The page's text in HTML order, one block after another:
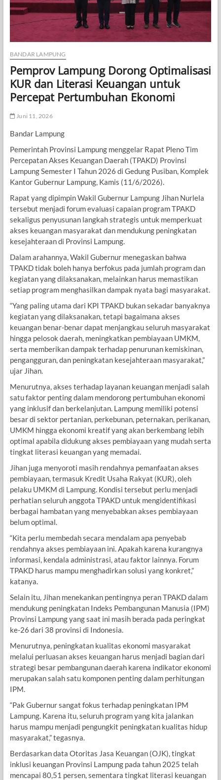
BANDAR LAMPUNG
Pemprov Lampung Dorong Optimalisasi
KUR dan Literasi Keuangan untuk
Percepat Pertumbuhan Ekonomi
Juni 11, 2026
Bandar Lampung
Pemerintah Provinsi Lampung menggelar Rapat Pleno Tim
Percepatan Akses Keuangan Daerah (TPAKD) Provinsi
Lampung Semester I Tahun 2026 di Gedung Pusiban, Komplek
Kantor Gubernur Lampung, Kamis (11/6/2026).
Rapat yang dipimpin Wakil Gubernur Lampung Jihan Nurlela
tersebut menjadi forum evaluasi capaian program TPAKD
sekaligus penyusunan langkah strategis untuk memperkuat
akses keuangan masyarakat dan mendukung peningkatan
kesejahteraan di Provinsi Lampung.
Dalam arahannya, Wakil Gubernur menegaskan bahwa
TPAKD tidak boleh hanya berfokus pada jumlah program dan
kegiatan yang dilaksanakan, melainkan harus memastikan
setiap program menghasilkan dampak nyata bagi masyarakat.
“Yang paling utama dari KPI TPAKD bukan sekadar banyaknya
kegiatan yang dilaksanakan, tetapi bagaimana akses
keuangan benar-benar dapat menjangkau seluruh masyarakat
hingga pelosok daerah, meningkatkan pembiayaan UMKM,
serta memberikan dampak terhadap penurunan kemiskinan,
pengangguran, dan peningkatan kesejahteraan masyarakat,”
ujar Jihan.
Menurutnya, akses terhadap layanan keuangan menjadi salah
satu faktor penting dalam mendorong pertumbuhan ekonomi
yang inklusif dan berkelanjutan. Lampung memiliki potensi
besar di sektor pertanian, perkebunan, peternakan, perikanan,
UMKM hingga ekonomi kreatif yang akan berkembang lebih
optimal apabila didukung akses pembiayaan yang mudah serta
tingkat literasi keuangan yang memadai.
Jihan juga menyoroti masih rendahnya pemanfaatan akses
pembiayaan, termasuk Kredit Usaha Rakyat (KUR), oleh
pelaku UMKM di Lampung. Kondisi tersebut perlu menjadi
perhatian seluruh anggota TPAKD untuk mengidentifikasi
berbagai hambatan yang menyebabkan akses pembiayaan
belum optimal.
“Kita perlu membedah secara mendalam apa penyebab
rendahnya akses pembiayaan ini. Apakah karena kurangnya
informasi, kendala administrasi, atau faktor lainnya. Forum
TPAKD harus mampu menghadirkan solusi yang konkret,”
katanya.
Selain itu, Jihan menekankan pentingnya peran TPAKD dalam
mendukung peningkatan Indeks Pembangunan Manusia (IPM)
Provinsi Lampung yang saat ini masih berada pada peringkat
ke-26 dari 38 provinsi di Indonesia.
Menurutnya, peningkatan kualitas ekonomi masyarakat
melalui perluasan akses keuangan harus menjadi bagian dari
strategi besar pembangunan daerah karena indikator ekonomi
merupakan salah satu komponen penting dalam perhitungan
IPM.
“Pak Gubernur sangat fokus terhadap peningkatan IPM
Lampung. Karena itu, seluruh program yang kita jalankan
harus mampu menjadi pengungkit peningkatan kualitas hidup
masyarakat,” tegasnya.
Berdasarkan data Otoritas Jasa Keuangan (OJK), tingkat
inklusi keuangan Provinsi Lampung pada tahun 2025 telah
mencapai 80,51 persen, sementara tingkat literasi keuangan